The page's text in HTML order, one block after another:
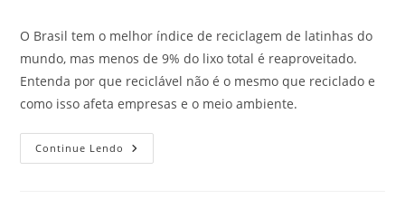
O Brasil tem o melhor índice de reciclagem de latinhas do
mundo, mas menos de 9% do lixo total é reaproveitado.
Entenda por que reciclável não é o mesmo que reciclado e
como isso afeta empresas e o meio ambiente.
Continue Lendo